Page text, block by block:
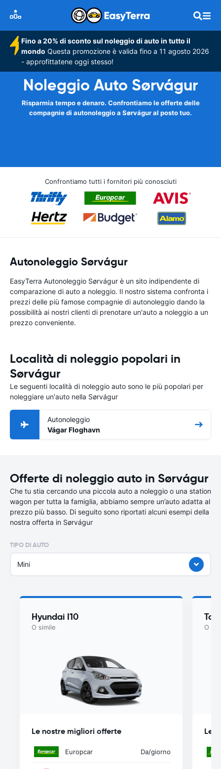
Fino a 20% di sconto sul noleggio di auto in tutto il
mondo Questa promozione è valida fino a 11 agosto 2026
- approfittatene oggi stesso!
Noleggio Auto Sørvágur
Risparmia tempo e denaro. Confrontiamo le offerte delle
compagnie di autonoleggio a Sørvágur al posto tuo.
Confrontiamo tutti i fornitori più conosciuti
Autonoleggio Sørvágur
EasyTerra Autonoleggio Sørvágur è un sito indipendente di
comparazione di auto a noleggio. Il nostro sistema confronta i
prezzi delle più famose compagnie di autonoleggio dando la
possibilità ai nostri clienti di prenotare un'auto a noleggio a un
prezzo conveniente.
Località di noleggio popolari in
Sørvágur
Le seguenti località di noleggio auto sono le più popolari per
noleggiare un'auto nella Sørvágur
Autonoleggio
Vágar Floghavn
Offerte di noleggio auto in Sørvágur
Che tu stia cercando una piccola auto a noleggio o una station
wagon per tutta la famiglia, abbiamo sempre un’auto adatta al
prezzo più basso. Di seguito sono riportati alcuni esempi della
nostra offerta in Sørvágur
TIPO DI AUTO
Mini
Hyundai I10
O simile
Le nostre migliori offerte
Europcar Da/giorno
O
Le